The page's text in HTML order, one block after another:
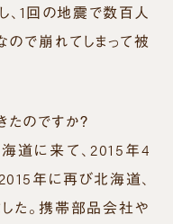
、1回の地震で数百人
で崩れてしまって被
たのですか？
道に来て、2015年4
年に再び北海道、
た。携帯部品会社や